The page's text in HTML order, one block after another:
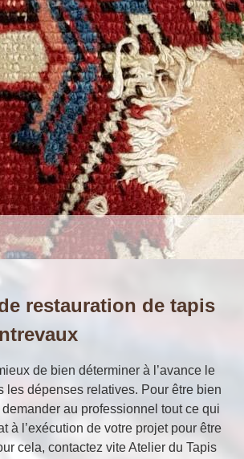
restauration de tapis
de bien déterminer à l’avance le
les dépenses relatives. Pour être bien
au professionnel tout ce qui
à l’exécution de votre projet pour être
cela, contactez vite Atelier du Tapis